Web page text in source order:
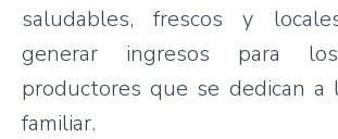
saludables, frescos y
generar ingresos para
productores que se dedican a
familiar.